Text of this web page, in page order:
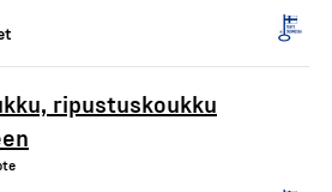
ripustuskoukku